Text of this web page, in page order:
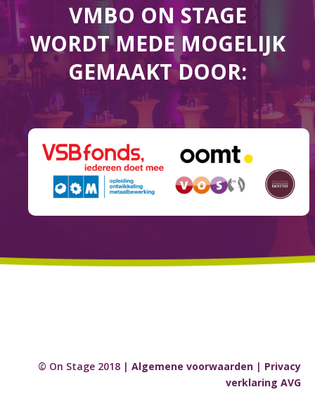
VMBO ON STAGE
WORDT MEDE MOGELIJK
GEMAAKT DOOR:
© On Stage 2018 | Algemene voorwaarden | Privacy
verklaring AVG